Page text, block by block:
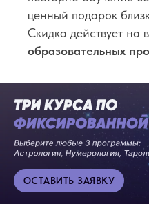
ОСТАВИТЬ ЗАЯВКУ
ценный подарок
Скидка действует на
образовательных